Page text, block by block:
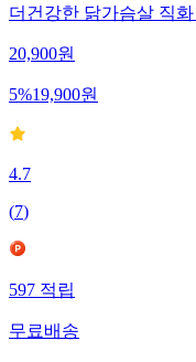
더건강한 닭가슴살 직
20,900원
5%19,900원
4.7
(7)
597적립
무료배송